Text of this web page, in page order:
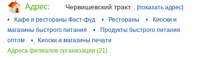
Адрес: Червишевский тракт...
[показать адрес]
•
Кафе и рестораны Фаст-фуд • Рестораны •
Киоски и
магазины быстрого питания
•
Продукты быстрого питания
оптом
•
Киоски и магазины печати
Адреса филиалов организации (21)